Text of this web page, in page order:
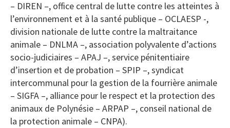
– DIREN –, office central de lutte contre les atteintes à
l’environnement et à la santé publique – OCLAESP -,
division nationale de lutte contre la maltraitance
animale – DNLMA –, association polyvalente d’actions
socio-judiciaires – APAJ –, service pénitentiaire
d’insertion et de probation – SPIP –, syndicat
intercommunal pour la gestion de la fourrière animale
– SIGFA –, alliance pour le respect et la protection des
animaux de Polynésie – ARPAP –, conseil national de
la protection animale – CNPA).